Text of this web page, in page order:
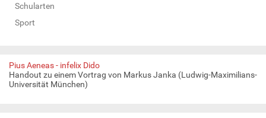
Schularten
Sport
Pius Aeneas - infelix Dido
Handout zu einem Vortrag von Markus Janka (Ludwig-Maximilians-
Universität München)